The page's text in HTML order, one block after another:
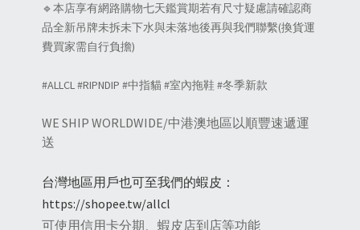
🔹本店享有網路購物七天鑑賞期若有尺寸疑慮請確認商
品全新吊牌未拆未下水與未落地後再與我們聯繫(換貨運
費買家需自行負擔)
#ALLCL #RIPNDIP #中指貓 #室內拖鞋 #冬季新款
WE SHIP WORLDWIDE/中港澳地區以順豐速遞運
送
台灣地區用戶也可至我們的蝦皮：
https://shopee.tw/allcl
可使用信用卡分期、蝦皮店到店等功能